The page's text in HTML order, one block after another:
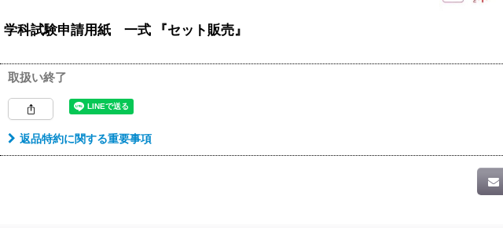
学科試験申請用紙 一式 『セット販売』
取扱い終了
返品特約に関する重要事項